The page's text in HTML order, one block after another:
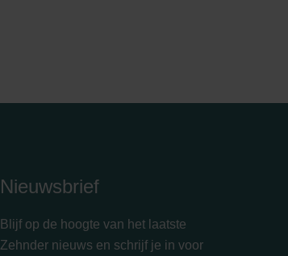
Nieuwsbrief
Blijf op de hoogte van het laatste
Zehnder nieuws en schrijf je in voor